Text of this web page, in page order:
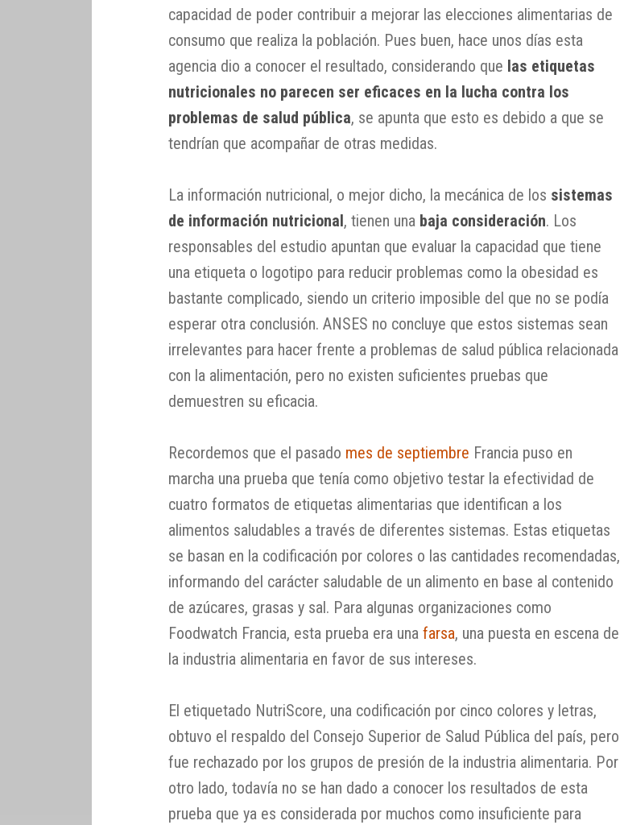
capacidad de poder contribuir a mejorar las elecciones alimentarias de
consumo que realiza la población. Pues buen, hace unos días esta
agencia dio a conocer el resultado, considerando que las etiquetas
nutricionales no parecen ser eficaces en la lucha contra los
problemas de salud pública, se apunta que esto es debido a que se
tendrían que acompañar de otras medidas.
La información nutricional, o mejor dicho, la mecánica de los sistemas
de información nutricional, tienen una baja consideración. Los
responsables del estudio apuntan que evaluar la capacidad que tiene
una etiqueta o logotipo para reducir problemas como la obesidad es
bastante complicado, siendo un criterio imposible del que no se podía
esperar otra conclusión. ANSES no concluye que estos sistemas sean
irrelevantes para hacer frente a problemas de salud pública relacionada
con la alimentación, pero no existen suficientes pruebas que
demuestren su eficacia.
Recordemos que el pasado mes de septiembre Francia puso en
marcha una prueba que tenía como objetivo testar la efectividad de
cuatro formatos de etiquetas alimentarias que identifican a los
alimentos saludables a través de diferentes sistemas. Estas etiquetas
se basan en la codificación por colores o las cantidades recomendadas,
informando del carácter saludable de un alimento en base al contenido
de azúcares, grasas y sal. Para algunas organizaciones como
Foodwatch Francia, esta prueba era unafarsa, una puesta en escena de
la industria alimentaria en favor de sus intereses.
El etiquetado NutriScore, una codificación por cinco colores y letras,
obtuvo el respaldo del Consejo Superior de Salud Pública del país, pero
fue rechazado por los grupos de presión de la industria alimentaria. Por
otro lado, todavía no se han dado a conocer los resultados de esta
prueba que ya es considerada por muchos como insuficiente para